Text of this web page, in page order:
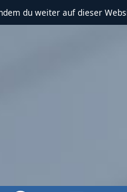
du weiter auf dieser